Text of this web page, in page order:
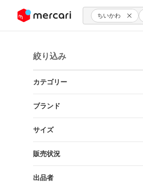
ツにスキップ ちいかわ
絞り込み
カテゴリー
ブランド
サイズ
販売状況
出品者